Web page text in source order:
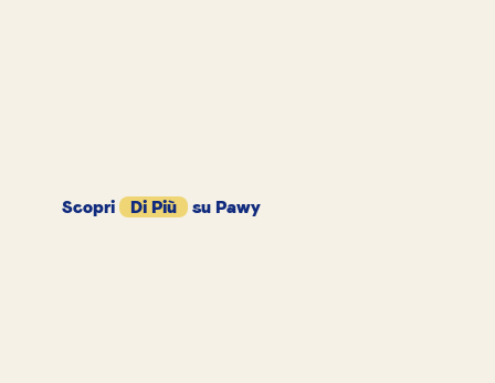
Scopri Di Più su Pawy